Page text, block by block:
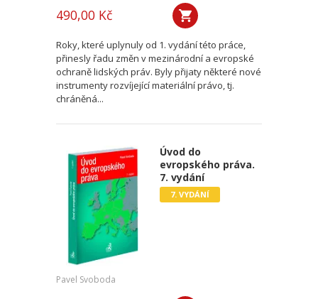
490,00 Kč
Roky, které uplynuly od 1. vydání této práce,
přinesly řadu změn v mezinárodní a evropské
ochraně lidských práv. Byly přijaty některé nové
instrumenty rozvíjející materiální právo, tj.
chráněná...
Úvod do
evropského práva.
7. vydání
7. VYDÁNÍ
Pavel Svoboda